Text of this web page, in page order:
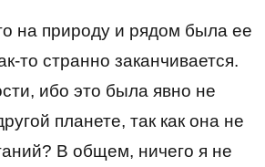
на природу и рядом была ее
то странно заканчивается.
ибо это была явно не
планете, так как она не
В общем, ничего я не